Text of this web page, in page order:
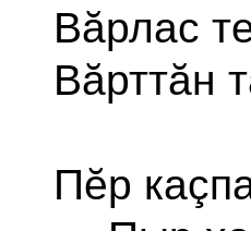
Вăрлас
Вăрттăн
Пĕр